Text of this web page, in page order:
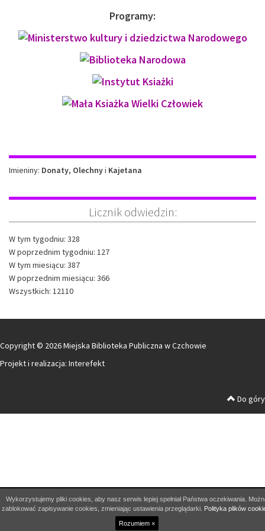
Programy:
Imieniny
Imieniny: Donaty, Olechnyi Kajetana
Licznik odwiedzin:
W tym tygodniu: 328
W poprzednim tygodniu: 127
W tym miesiącu: 387
W poprzednim miesiącu: 366
Wszystkich: 12110
Copyright © 2026 Miejska Biblioteka Publiczna w Czchowie
Projekt i realizacja: Interefekt
Do góry
Wykorzystujemy pliki cookies, aby nasz serwis lepiej spełniał Państwa oczekiwania.
zablokować zapisywanie cookies, zmieniając ustawienia przeglądarki. Polityka plików
Rozumiem ×